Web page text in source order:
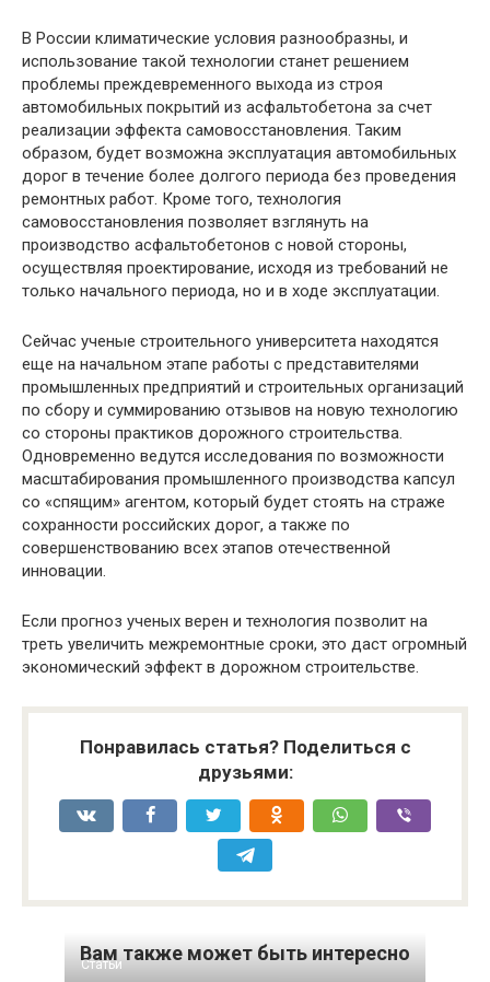
В России климатические условия разнообразны, и
использование такой технологии станет решением
проблемы преждевременного выхода из строя
автомобильных покрытий из асфальтобетона за счет
реализации эффекта самовосстановления. Таким
образом, будет возможна эксплуатация автомобильных
дорог в течение более долгого периода без проведения
ремонтных работ. Кроме того, технология
самовосстановления позволяет взглянуть на
производство асфальтобетонов с новой стороны,
осуществляя проектирование, исходя из требований не
только начального периода, но и в ходе эксплуатации.
Сейчас ученые строительного университета находятся
еще на начальном этапе работы с представителями
промышленных предприятий и строительных организаций
по сбору и суммированию отзывов на новую технологию
со стороны практиков дорожного строительства.
Одновременно ведутся исследования по возможности
масштабирования промышленного производства капсул
со «спящим» агентом, который будет стоять на страже
сохранности российских дорог, а также по
совершенствованию всех этапов отечественной
инновации.
Если прогноз ученых верен и технология позволит на
треть увеличить межремонтные сроки, это даст огромный
экономический эффект в дорожном строительстве.
Понравилась статья? Поделиться с
друзьями:
Вам также может быть интересно
Статьи